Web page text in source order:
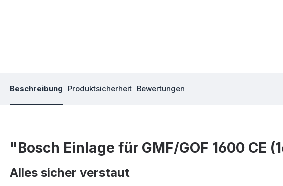
Beschreibung Produktsicherheit Bewertungen
"Bosch Einlage für GMF/GOF 1600 CE
Alles sicher verstaut